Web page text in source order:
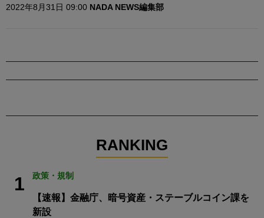
2022年8月31日 09:00 NADA NEWS編集部
RANKING
1 政策・規制
【速報】金融庁、暗号資産・ステーブルコイン課を
新設